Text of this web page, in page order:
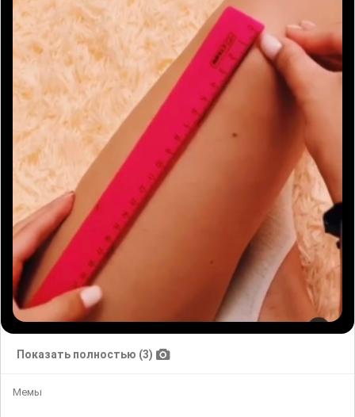
Показать полностью (3)
Мемы